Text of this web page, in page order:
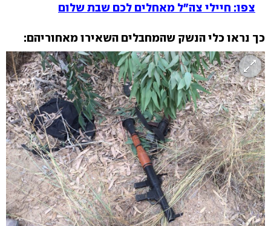
צפו: חיילי צה"ל מאחלים לכם שבת שלום
כך נראו כלי הנשק שהמחבלים השאירו מאחוריהם: